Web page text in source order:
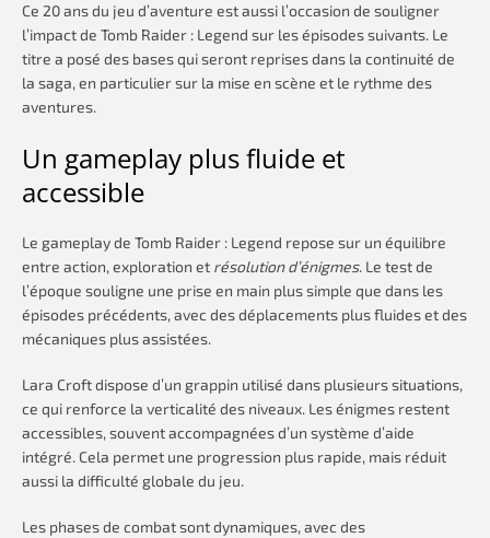
Ce 20 ans du jeu d’aventure est aussi l’occasion de souligner
l’impact de Tomb Raider : Legend sur les épisodes suivants. Le
titre a posé des bases qui seront reprises dans la continuité de
la saga, en particulier sur la mise en scène et le rythme des
aventures.
Un gameplay plus fluide et
accessible
Le gameplay de Tomb Raider : Legend repose sur un équilibre
entre action, exploration et résolution d’énigmes. Le test de
l’époque souligne une prise en main plus simple que dans les
épisodes précédents, avec des déplacements plus fluides et des
mécaniques plus assistées.
Lara Croft dispose d’un grappin utilisé dans plusieurs situations,
ce qui renforce la verticalité des niveaux. Les énigmes restent
accessibles, souvent accompagnées d’un système d’aide
intégré. Cela permet une progression plus rapide, mais réduit
aussi la difficulté globale du jeu.
Les phases de combat sont dynamiques, avec des